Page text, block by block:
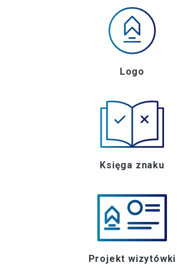
Logo
Księga znaku
Projekt wizytówki